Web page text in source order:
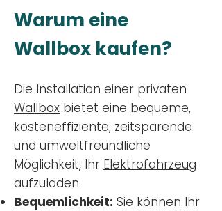
Warum eine
Wallbox kaufen?
Die Installation einer privaten
Wallbox bietet eine bequeme,
kosteneffiziente, zeitsparende
und umweltfreundliche
Möglichkeit, Ihr Elektrofahrzeug
aufzuladen.
Bequemlichkeit: Sie können Ihr